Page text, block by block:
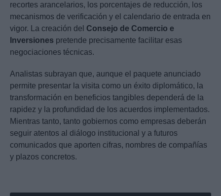
recortes arancelarios, los porcentajes de reducción, los
mecanismos de verificación y el calendario de entrada en
vigor. La creación del Consejo de Comercio e
Inversiones pretende precisamente facilitar esas
negociaciones técnicas.
Analistas subrayan que, aunque el paquete anunciado
permite presentar la visita como un éxito diplomático, la
transformación en beneficios tangibles dependerá de la
rapidez y la profundidad de los acuerdos implementados.
Mientras tanto, tanto gobiernos como empresas deberán
seguir atentos al diálogo institucional y a futuros
comunicados que aporten cifras, nombres de compañías
y plazos concretos.